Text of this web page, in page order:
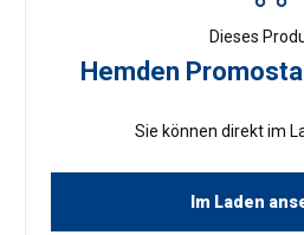
Dieses
Hemden
Sie können direkt im
Im Laden